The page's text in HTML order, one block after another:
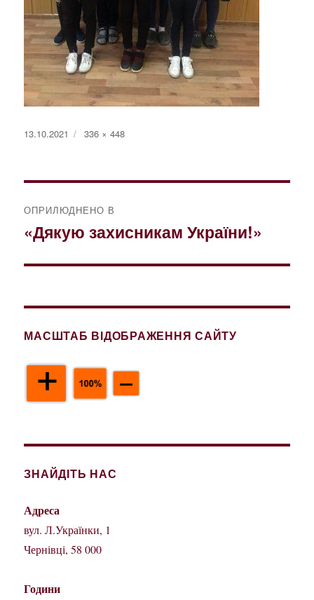
Оприлюднено
13.10.2021
Повний
336 × 448
записів
ОПРИЛЮДНЕНО В
«Дякую захисникам України!»
МАСШТАБ ВІДОБРАЖЕННЯ САЙТУ
ЗНАЙДІТЬ НАС
Адреса
вул. Л.Українки, 1
Чернівці, 58 000
Години